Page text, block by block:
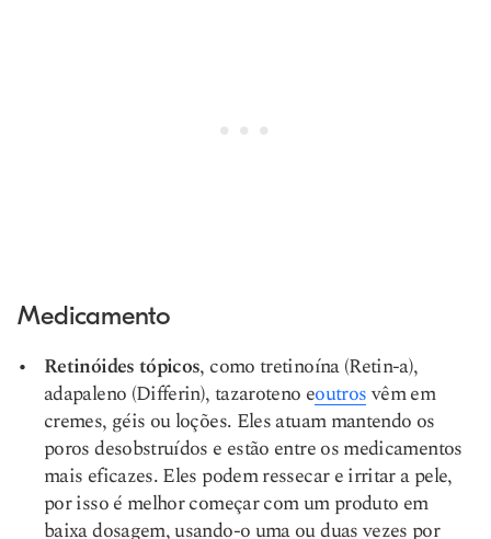
Medicamento
Retinóides tópicos, como tretinoína (Retin-a),
adapaleno (Differin), tazaroteno eoutrosvêm em
cremes, géis ou loções. Eles atuam mantendo os
poros desobstruídos e estão entre os medicamentos
mais eficazes. Eles podem ressecar e irritar a pele,
por isso é melhor começar com um produto em
baixa dosagem, usando-o uma ou duas vezes por